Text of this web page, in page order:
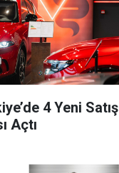
4 Yeni Satış
Açtı